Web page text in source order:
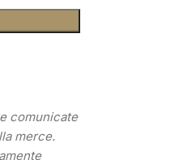
comunicate
merce.